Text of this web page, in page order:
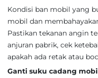
Kondisi ban mobil yang
mobil dan
Pastikan tekanan angin
anjuran pabrik, cek
apakah ada retak atau
Ganti suku cadang